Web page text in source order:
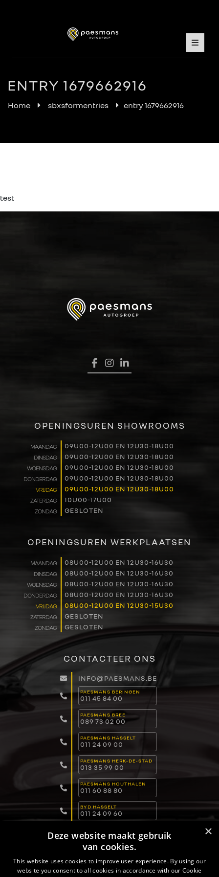
VERKOOP
RENAULT PRO+
NAVERKOOP
VERHUUR
WERKEN BIJ
CONTACT
ENTRY 1679662916
Home sbxsformentries entry 1679662916
test
OPENINGSUREN SHOWROOMS
MAANDAG 09U00-12U00 EN 12U30-18U00
DINSDAG 09U00-12U00 EN 12U30-18U00
WOENSDAG 09U00-12U00 EN 12U30-18U00
DONDERDAG 09U00-12U00 EN 12U30-18U00
VRIJDAG 09U00-12U00 EN 12U30-18U00
ZATERDAG 10U00-17U00
ZONDAG GESLOTEN
OPENINGSUREN WERKPLAATSEN
MAANDAG 08U00-12U00 EN 12U30-16U30
DINSDAG 08U00-12U00 EN 12U30-16U30
WOENSDAG 08U00-12U00 EN 12U30-16U30
DONDERDAG 08U00-12U00 EN 12U30-16U30
VRIJDAG 08U00-12U00 EN 12U30-15U30
ZATERDAG GESLOTEN
ZONDAG GESLOTEN
CONTACTEER ONS
INFO@PAESMANS.BE
PAESMANS BERINGEN
011 45 84 00
PAESMANS BREE
089 73 02 00
PAESMANS HASSELT
011 24 09 00
PAESMANS HERK-DE-STAD
013 35 99 00
PAESMANS HOUTHALEN
011 60 88 80
BYD HASSELT
011 24 09 60
011 15 04 00
089 82 30 30
×
Deze website maakt gebruik
van cookies.
This website uses cookies to improve user experience. By using our
website you consent to all cookies in accordance with our Cookie